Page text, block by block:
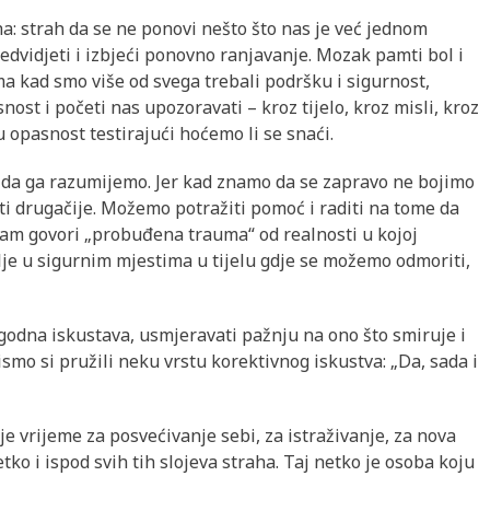
da se ne ponovi nešto što nas je već jednom
i izbjeći ponovno ranjavanje. Mozak pamti bol i
kad smo više od svega trebali podršku i sigurnost,
i početi nas upozoravati – kroz tijelo, kroz misli, kroz
testirajući hoćemo li se snaći.
ga razumijemo. Jer kad znamo da se zapravo ne bojimo
drugačije. Možemo potražiti pomoć i raditi na tome da
govori „probuđena trauma“ od realnosti u kojoj
u sigurnim mjestima u tijelu gdje se možemo odmoriti,
iskustava, usmjeravati pažnju na ono što smiruje i
si pružili neku vrstu korektivnog iskustva: „Da, sada i
vrijeme za posvećivanje sebi, za istraživanje, za nova
i ispod svih tih slojeva straha. Taj netko je osoba koju